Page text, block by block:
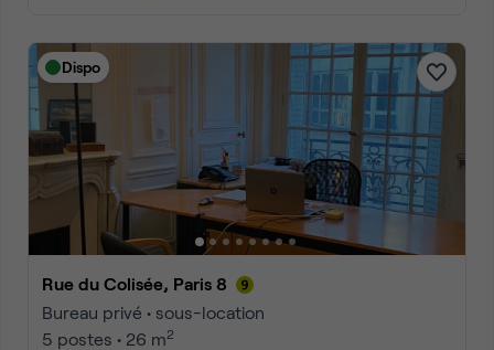
Dispo
Rue du Colisée, Paris 8
Bureau privé • sous-location
5 postes • 26 m2